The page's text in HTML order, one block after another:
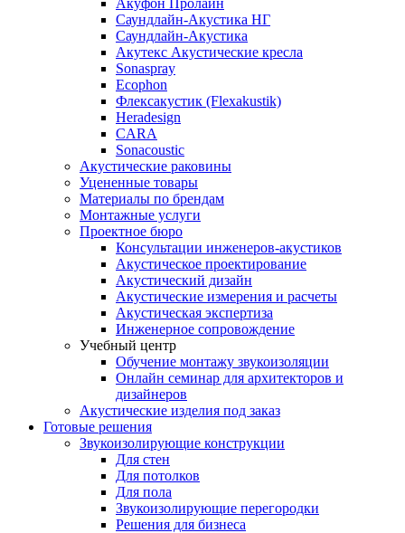
Акуфон Пролайн
Саундлайн-Акустика НГ
Саундлайн-Акустика
Акутекс Акустические кресла
Sonaspray
Ecophon
Флексакустик (Flexakustik)
Heradesign
CARA
Sonacoustic
Акустические раковины
Уцененные товары
Материалы по брендам
Монтажные услуги
Проектное бюро
Консультации инженеров-акустиков
Акустическое проектирование
Акустический дизайн
Акустические измерения и расчеты
Акустическая экспертиза
Инженерное сопровождение
Учебный центр
Обучение монтажу звукоизоляции
Онлайн семинар для архитекторов и
дизайнеров
Акустические изделия под заказ
Готовые решения
Звукоизолирующие конструкции
Для стен
Для потолков
Для пола
Звукоизолирующие перегородки
Решения для бизнеса